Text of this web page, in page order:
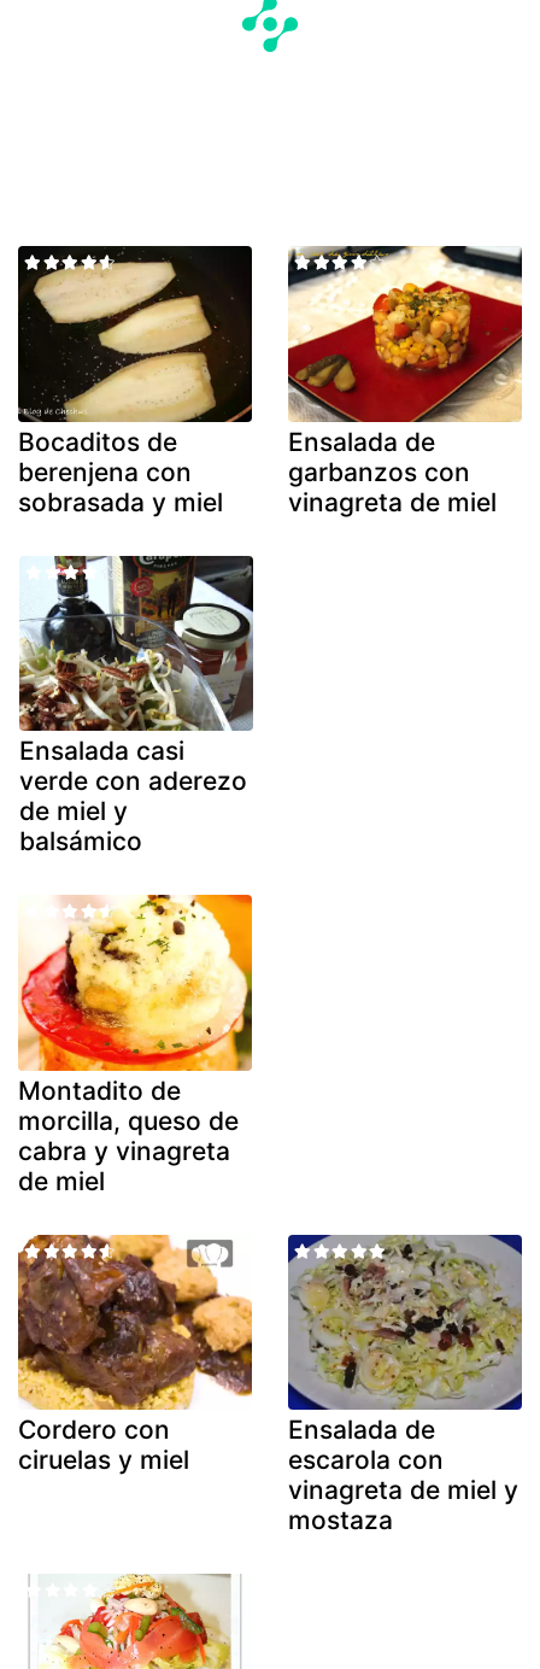
Bocaditos de
berenjena con
sobrasada y miel
Ensalada de
garbanzos con
vinagreta de miel
Ensalada casi
verde con aderezo
de miel y
balsámico
Montadito de
morcilla, queso de
cabra y vinagreta
de miel
Cordero con
ciruelas y miel
Ensalada de
escarola con
vinagreta de miel y
mostaza